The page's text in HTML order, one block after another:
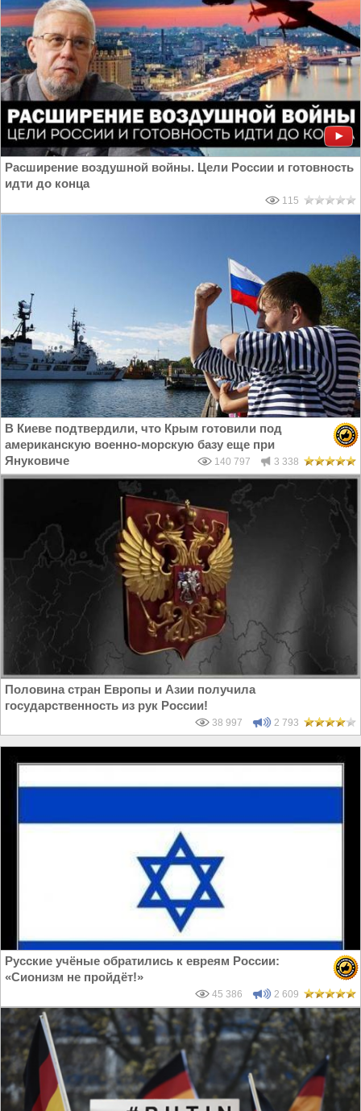
Расширение воздушной войны. Цели России и готовность
идти до конца
115
В Киеве подтвердили, что Крым готовили под
американскую военно-морскую базу еще при
Януковиче
140 797 3 338
Половина стран Европы и Азии получила
государственность из рук России!
38 997 2 793
Русские учёные обратились к евреям России:
«Сионизм не пройдёт!»
45 386 2 609